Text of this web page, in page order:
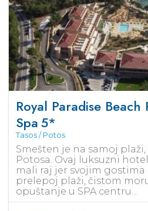
Royal Paradise Beach
Spa5*
Tasos / Potos
Smešten je na samoj
Potosa. Ovaj luksuzni
mali raj jer svojim gostima
prelepoj plaži, čistom
opuštanje u SPA centru...